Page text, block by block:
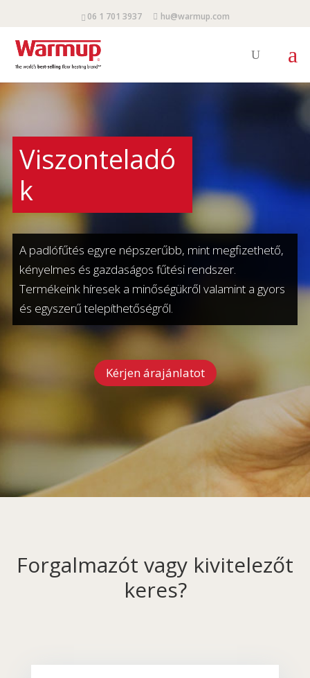
06 1 701 3937 hu@warmup.com
Viszonteladó
k
A padlófűtés egyre népszerűbb, mint megfizethető,
kényelmes és gazdaságos fűtési rendszer.
Termékeink híresek a minőségükről valamint a gyors
és egyszerű telepíthetőségről.
Kérjen árajánlatot
Forgalmazót vagy kivitelezőt
keres?